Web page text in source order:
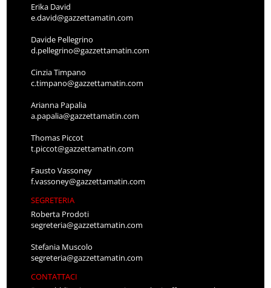
Erika David
e.david@gazzettamatin.com
Davide Pellegrino
d.pellegrino@gazzettamatin.com
Cinzia Timpano
c.timpano@gazzettamatin.com
Arianna Papalia
a.papalia@gazzettamatin.com
Thomas Piccot
t.piccot@gazzettamatin.com
Fausto Vassoney
f.vassoney@gazzettamatin.com
SEGRETERIA
Roberta Prodoti
segreteria@gazzettamatin.com
Stefania Muscolo
segreteria@gazzettamatin.com
CONTATTACI